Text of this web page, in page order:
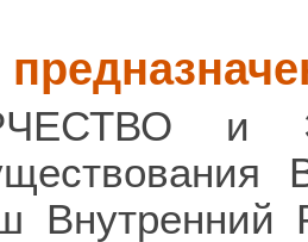
и
Внутренний